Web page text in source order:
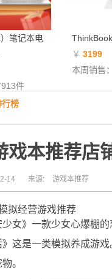
笔记本电
件
￥ 3199
本周销售
行榜
戏本推荐店
14 来源: 游戏本推荐
拟经营游戏推荐
少女》一款少女心爆棚
》这是一类模拟养成游
。